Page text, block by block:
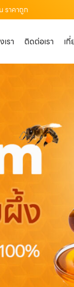
ราคาถูก
รา ติดต่อเรา เ